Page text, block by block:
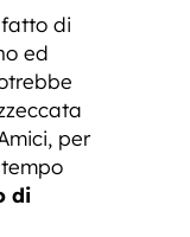
di
ed
per
di